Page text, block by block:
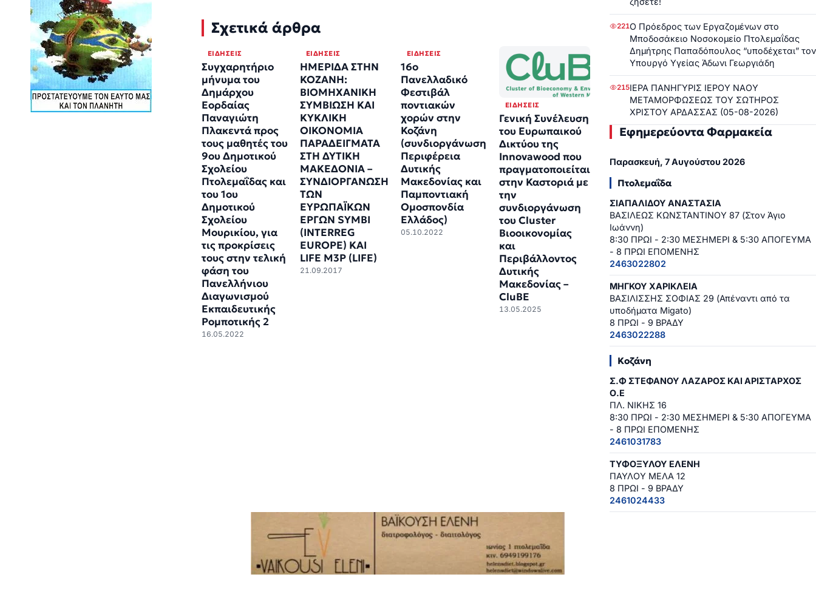
Σχετικά άρθρα
ΕΙΔΉΣΕΙΣ
Συγχαρητήριο
μήνυμα του
Δημάρχου
Εορδαίας
Παναγιώτη
Πλακεντά προς
τους μαθητές του
9ου Δημοτικού
Σχολείου
Πτολεμαΐδας και
του 1ου
Δημοτικού
Σχολείου
Μουρικίου, για
τις προκρίσεις
τους στην τελική
φάση του
Πανελλήνιου
Διαγωνισμού
Εκπαιδευτικής
Ρομποτικής 2
16.05.2022
ΕΙΔΉΣΕΙΣ
ΗΜΕΡΙΔΑ ΣΤΗΝ
ΚΟΖΑΝΗ:
ΒΙΟΜΗΧΑΝΙΚΗ
ΣΥΜΒΙΩΣΗ ΚΑΙ
ΚΥΚΛΙΚΗ
ΟΙΚΟΝΟΜΙΑ
ΠΑΡΑΔΕΙΓΜΑΤΑ
ΣΤΗ ΔΥΤΙΚΗ
ΜΑΚΕΔΟΝΙΑ –
ΣΥΝΔΙΟΡΓΑΝΩΣΗ
ΤΩΝ
ΕΥΡΩΠΑΪΚΩΝ
ΈΡΓΩΝ SYMBI
(INTERREG
EUROPE) ΚΑΙ
LIFE M3P (LIFE)
21.09.2017
ΕΙΔΉΣΕΙΣ
16ο
Πανελλαδικό
Φεστιβάλ
ποντιακών
χορών στην
Κοζάνη
(συνδιοργάνωση
Περιφέρεια
Δυτικής
Μακεδονίας και
Παμποντιακή
Ομοσπονδία
Ελλάδος)
05.10.2022
ΕΙΔΉΣΕΙΣ
Γενική Συνέλευση
του Ευρωπαικού
Δικτύου της
Innovawood που
πραγματοποιείται
στην Καστοριά με
την
συνδιοργάνωση
του Cluster
Βιοοικονομίας
και
Περιβάλλοντος
Δυτικής
Μακεδονίας –
CluBE
13.05.2025
221Ο Πρόεδρος των Εργαζομένων στο
Μποδοσάκειο Νοσοκομείο Πτολεμαΐδας
Δημήτρης Παπαδόπουλος “υποδέχεται” τον
Υπουργό Υγείας Άδωνι Γεωργιάδη
215ΙΕΡΑ ΠΑΝΗΓΥΡΙΣ ΙΕΡΟΥ ΝΑΟΥ
ΜΕΤΑΜΟΡΦΩΣΕΩΣ ΤΟΥ ΣΩΤΗΡΟΣ
ΧΡΙΣΤΟΥ ΑΡΔΑΣΣΑΣ (05-08-2026)
Εφημερεύοντα Φαρμακεία
Παρασκευή, 7 Αυγούστου 2026
Πτολεμαΐδα
ΣΙΑΠΑΛΙΔΟΥ ΑΝΑΣΤΑΣΙΑ
ΒΑΣΙΛΕΩΣ ΚΩΝΣΤΑΝΤΙΝΟΥ 87 (Στον Άγιο
Ιωάννη)
8:30 ΠΡΩΙ - 2:30 ΜΕΣΗΜΕΡΙ & 5:30 ΑΠΟΓΕΥΜΑ
- 8 ΠΡΩΙ ΕΠΟΜΕΝΗΣ
2463022802
ΜΗΓΚΟΥ ΧΑΡΙΚΛΕΙΑ
ΒΑΣΙΛΙΣΣΗΣ ΣΟΦΙΑΣ 29 (Απέναντι από τα
υποδήματα Migato)
8 ΠΡΩΙ - 9 ΒΡΑΔΥ
2463022288
Κοζάνη
Σ.Φ ΣΤΕΦΑΝΟΥ ΛΑΖΑΡΟΣ ΚΑΙ ΑΡΙΣΤΑΡΧΟΣ
Ο.Ε
ΠΛ. ΝΙΚΗΣ 16
8:30 ΠΡΩΙ - 2:30 ΜΕΣΗΜΕΡΙ & 5:30 ΑΠΟΓΕΥΜΑ
- 8 ΠΡΩΙ ΕΠΟΜΕΝΗΣ
2461031783
ΤΥΦΟΞΥΛΟΥ ΕΛΕΝΗ
ΠΑΥΛΟΥ ΜΕΛΑ 12
8 ΠΡΩΙ - 9 ΒΡΑΔΥ
2461024433